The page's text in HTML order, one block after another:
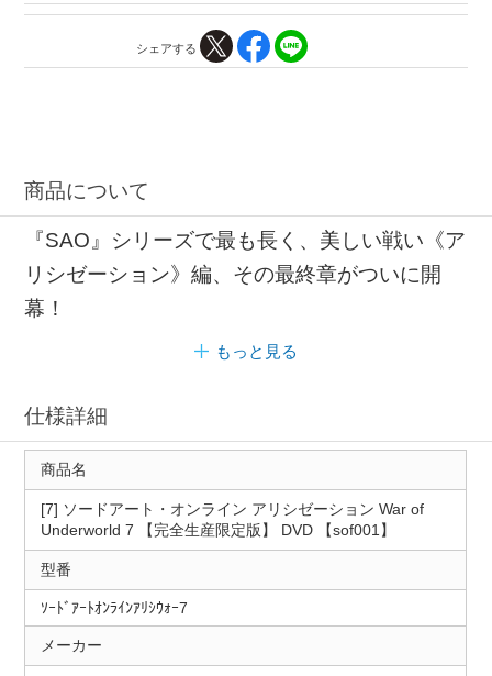
シェアする
商品について
『SAO』シリーズで最も長く、美しい戦い《ア
リシゼーション》編、その最終章がついに開
幕！
もっと見る
仕様詳細
商品名
[7] ソードアート・オンライン アリシゼーション War of
Underworld 7 【完全生産限定版】 DVD 【sof001】
型番
ｿｰﾄﾞｱｰﾄｵﾝﾗｲﾝｱﾘｼｳｫｰ7
メーカー